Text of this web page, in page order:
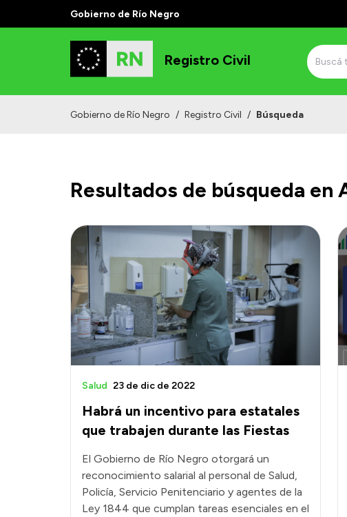
Gobierno de Río Negro
Registro Civil
Gobierno de Río Negro / Registro Civil / Búsqueda
Resultados de búsqueda en
Habrá un incentivo para estatales
que trabajen durante las Fiestas
Salud 23 de dic de 2022
El Gobierno de Río Negro otorgará un
reconocimiento salarial al personal de Salud,
Policía, Servicio Penitenciario y agentes de la
Ley 1844 que cumplan tareas esenciales en el